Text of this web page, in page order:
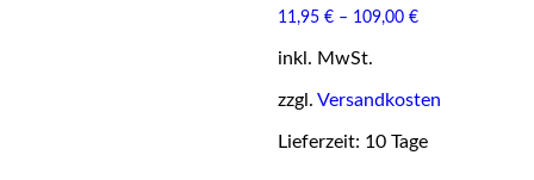
11,95 €– 109,00 €
inkl. MwSt.
zzgl. Versandkosten
Lieferzeit: 10 Tage